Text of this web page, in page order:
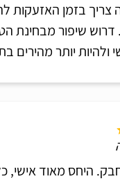
צריך בזמן האזעקות
דרוש שיפור מבחינת
ולהיות יותר מהירים
היחס מאוד אישי,